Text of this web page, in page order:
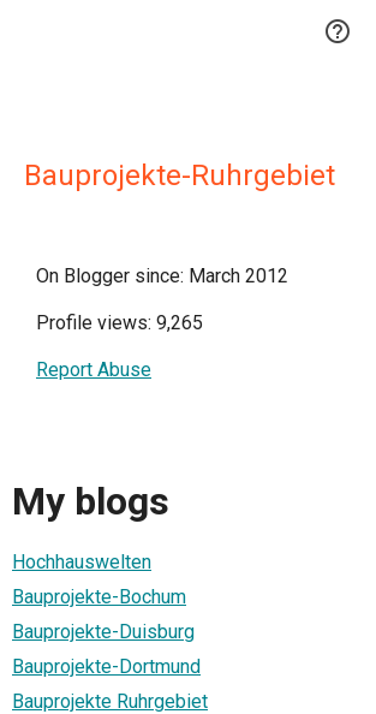

Bauprojekte-Ruhrgebiet
On Blogger since: March 2012
Profile views: 9,265
Report Abuse
My blogs
Hochhauswelten
Bauprojekte-Bochum
Bauprojekte-Duisburg
Bauprojekte-Dortmund
Bauprojekte Ruhrgebiet